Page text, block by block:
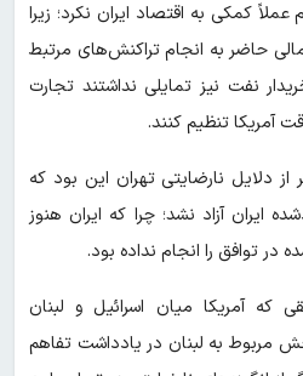
عملاً کمکی به اقتصاد ایران نکرد؛ زیرا
حاضر به انجام تراکنش‌های مرتبط
نفت نیز تمایلی نداشتند تجارت
آمریکا تنظیم کنند.
دلایل نارضایتی تهران این بود که
ایران آزاد نشد؛ چرا که ایران هنوز
توافق را انجام نداده بود.
آمریکا میان اسرائیل و لبنان
مربوط به لبنان در یادداشت تفاهم